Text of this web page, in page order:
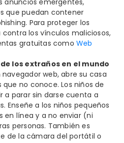
anuncios emergentes,
que puedan contener
Para proteger los
los vínculos maliciosos,
gratuitas comoWeb
los extraños en el mundo
web, abre su casa
no conoce. Los niños de
a parar sin darse cuenta a
Enseñe a los niños pequeños
en línea y a no enviar (ni
personas. También es
de la cámara del portátil o